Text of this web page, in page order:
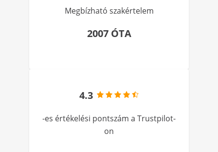
Megbízható szakértelem
2007 ÓTA
4.3
-es értékelési pontszám a Trustpilot-
on